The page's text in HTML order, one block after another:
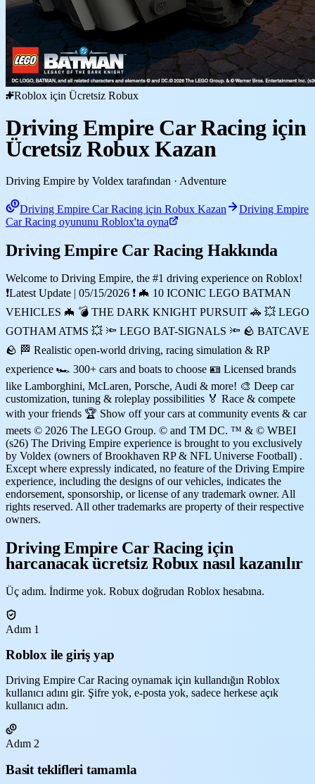
Roblox için Ücretsiz Robux
Driving Empire Car Racing için
Ücretsiz Robux Kazan
Driving Empire by Voldex tarafından · Adventure
Driving Empire Car Racing için Robux Kazan
Driving Empire
Car Racing oyununu Roblox'ta oyna
Driving Empire Car Racing Hakkında
Welcome to Driving Empire, the #1 driving experience on Roblox!
❗Latest Update | 05/15/2026 ❗ 🦇 10 ICONIC LEGO BATMAN
VEHICLES 🦇 💣 THE DARK KNIGHT PURSUIT 🚓 💥 LEGO
GOTHAM ATMS 💥 🔦 LEGO BAT-SIGNALS 🔦 🪨 BATCAVE
🪨 🏁 Realistic open-world driving, racing simulation & RP
experience 🏎️ 300+ cars and boats to choose 🪪 Licensed brands
like Lamborghini, McLaren, Porsche, Audi & more! 🎨 Deep car
customization, tuning & roleplay possibilities 🏅 Race & compete
with your friends 🏆 Show off your cars at community events & car
meets © 2026 The LEGO Group. © and TM DC. ™ & © WBEI
(s26) The Driving Empire experience is brought to you exclusively
by Voldex (owners of Brookhaven RP & NFL Universe Football) .
Except where expressly indicated, no feature of the Driving Empire
experience, including the designs of our vehicles, indicates the
endorsement, sponsorship, or license of any trademark owner. All
rights reserved. All other trademarks are property of their respective
owners.
Driving Empire Car Racing için
harcanacak ücretsiz Robux nasıl kazanılır
Üç adım. İndirme yok. Robux doğrudan Roblox hesabına.
Adım 1
Roblox ile giriş yap
Driving Empire Car Racing oynamak için kullandığın Roblox
kullanıcı adını gir. Şifre yok, e-posta yok, sadece herkese açık
kullanıcı adın.
Adım 2
Basit teklifleri tamamla